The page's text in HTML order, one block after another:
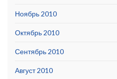
Ноябрь 2010
Октябрь 2010
Сентябрь 2010
Август 2010